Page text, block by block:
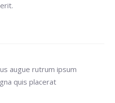
augue rutrum ipsum
quis placerat